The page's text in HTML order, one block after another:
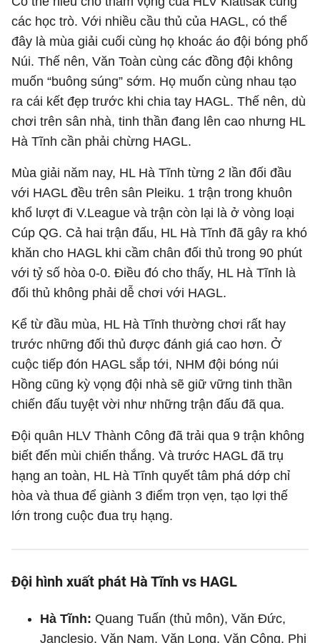
các học trò. Với nhiều cầu thủ của HAGL, có thể
đây là mùa giải cuối cùng họ khoác áo đội bóng phố
Núi. Thế nên, Văn Toàn cùng các đồng đội không
muốn “buông súng” sớm. Họ muốn cùng nhau tạo
ra cái kết đẹp trước khi chia tay HAGL. Thế nên, dù
chơi trên sân nhà, tinh thần đang lên cao nhưng HL
Hà Tĩnh cần phải chừng HAGL.
Mùa giải năm nay, HL Hà Tĩnh từng 2 lần đối đầu
với HAGL đều trên sân Pleiku. 1 trận trong khuôn
khổ lượt đi V.League và trận còn lại là ở vòng loại
Cúp QG. Cả hai trận đấu, HL Hà Tĩnh đã gây ra khó
khăn cho HAGL khi cầm chân đối thủ trong 90 phút
với tỷ số hòa 0-0. Điều đó cho thấy, HL Hà Tĩnh là
đối thủ không phải dễ chơi với HAGL.
Kể từ đầu mùa, HL Hà Tĩnh thường chơi rất hay
trước những đối thủ được đánh giá cao hơn. Ở
cuộc tiếp đón HAGL sắp tới, NHM đội bóng núi
Hồng cũng kỳ vọng đội nhà sẽ giữ vững tinh thần
chiến đấu tuyệt vời như những trận đấu đã qua.
Đội quân HLV Thành Công đã trải qua 9 trận không
biết đến mùi chiến thắng. Và trước HAGL đã trụ
hạng an toàn, HL Hà Tĩnh quyết tâm phá dớp chỉ
hòa và thua để giành 3 điểm trọn vẹn, tạo lợi thế
lớn trong cuộc đua trụ hạng.
Đội hình xuất phát Hà Tĩnh vs HAGL
Hà Tĩnh: Quang Tuấn (thủ môn), Văn Đức,
Janclesio, Văn Nam, Văn Long, Văn Công, Phi